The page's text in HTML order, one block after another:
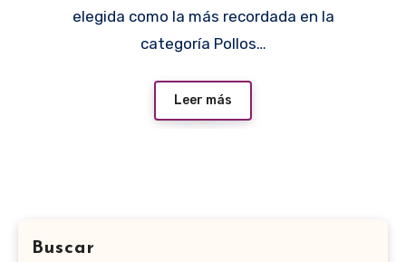
elegida como la más recordada en la
categoría Pollos…
Leer más
Buscar